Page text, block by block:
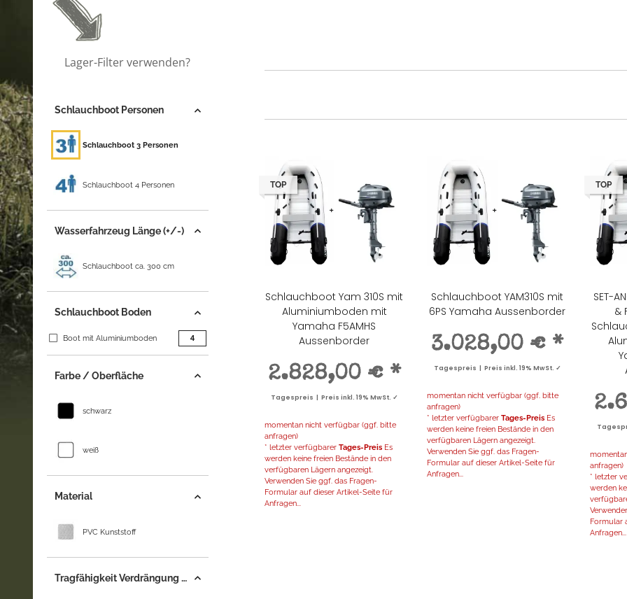
TOP
Schlauchboot Yam 310S mit
Aluminiumboden mit
Yamaha F5AMHS
Aussenborder
2.828,00 € *
Tagespreis | Preis inkl. 19% MwSt. ✓
momentan nicht verfügbar (ggf. bitte
anfragen)
* letzter verfügbarer Tages-PreisEs
werden keine freien Bestände in den
verfügbaren Lägern angezeigt.
Verwenden Sie ggf. das Fragen-
Formular auf dieser Artikel-Seite für
Anfragen...
Schlauchboot YAM310S mit
6PS Yamaha Aussenborder
3.028,00 € *
Tagespreis | Preis inkl. 19% MwSt. ✓
momentan nicht verfügbar (ggf. bitte
anfragen)
* letzter verfügbarerTages-Preis Es
werden keine freien Bestände in den
verfügbaren Lägern angezeigt.
Verwenden Sie ggf. das Fragen-
Formular auf dieser Artikel-Seite für
Anfragen...
TOP
SET-
&
anfragen)
* letzter
werden
Formular
Anfragen...
Lager-Filter verwenden?
Schlauchboot Personen
Schlauchboot 3 Personen
Schlauchboot 4 Personen
Wasserfahrzeug Länge (+/-)
Schlauchboot ca. 300 cm
Schlauchboot Boden
Boot mit Aluminiumboden 4Artikel gefunden
Farbe / Oberfläche
schwarz
weiß
Material
PVC Kunststoff
Tragfähigkeit Verdrängung (+/-)